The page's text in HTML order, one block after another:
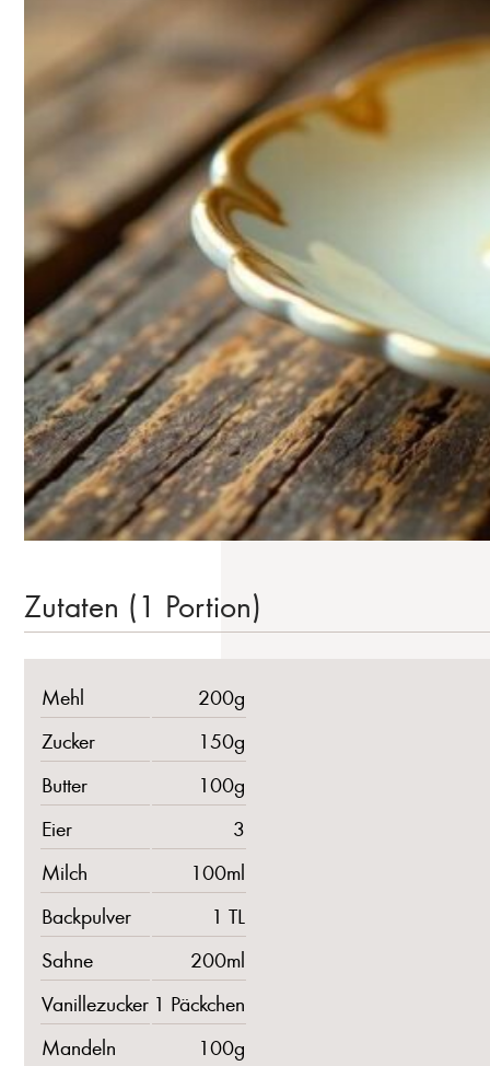
Zutaten (1 Portion)
Mehl
200g
Zucker
150g
Butter
100g
Eier
3
Milch
100ml
Backpulver
1 TL
Sahne
200ml
Vanillezucker 1 Päckchen
Mandeln
100g